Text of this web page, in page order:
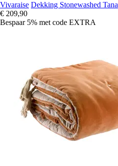
Vivaraise Dekking Stonewashed Tana
€ 209,90
Bespaar 5% met code EXTRA